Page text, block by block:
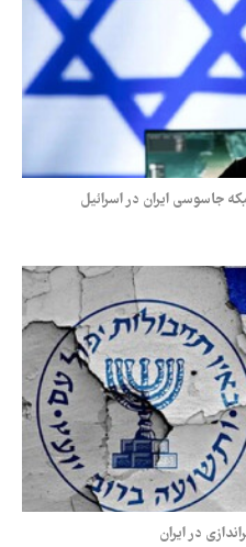
جاسوسی ایران در اسرائیل
در ایران